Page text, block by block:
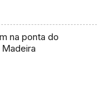
na ponta do
Madeira